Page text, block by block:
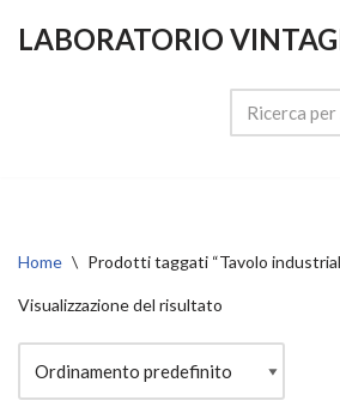
LABORATORIO
Home \ Prodotti taggati “Tavolo
Visualizzazione del risultato